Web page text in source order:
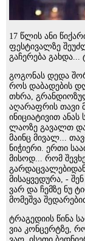
17 წლის ანი
ფეს­ტი­ვალ­ზე
გა­ჩე­რე­ბა
გო­გო­ნას დედა
როს და­ბა­დე­ბის
თხრა,
აღა­რაფ­რის თავი
ინი­ცი­ა­ტი­ვით
ლა­ო­ზე გა­ვალთ და
მა­ინც მი­ვალ...
ნი­ჭი­ე­რი. ერთი
მი­სოდ... რომ
მი­საყ­ვე­დუ­რა, -
ვარ და ჩემ­ზე ნუ
მო­მეშ­ვა
ტრა­გე­დი­ის წინა
ვია კონ­ცერ­ტზე,